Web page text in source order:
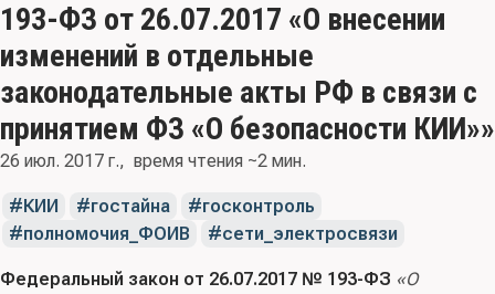
193-ФЗ от 26.07.2017 «О внесении
изменений в отдельные
законодательные акты РФ в связи с
принятием ФЗ «О безопасности КИИ»»
26 июл. 2017 г. время чтения ~2 мин.
КИИ гостайна
госконтроль
полномочия_ФОИВ
сети_электросвязи
Федеральный закон от 26.07.2017 № 193-ФЗ «О